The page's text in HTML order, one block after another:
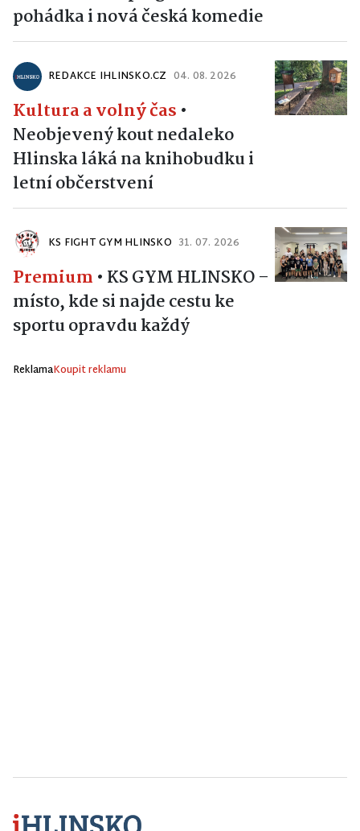
pohádka i nová česká komedie
REDAKCE IHLINSKO.CZ 04. 08. 2026
Kultura a volný čas •
Neobjevený kout nedaleko
Hlinska láká na knihobudku i
letní občerstvení
KS FIGHT GYM HLINSKO 31. 07. 2026
Premium • KS GYM HLINSKO –
místo, kde si najde cestu ke
sportu opravdu každý
ReklamaKoupit reklamu